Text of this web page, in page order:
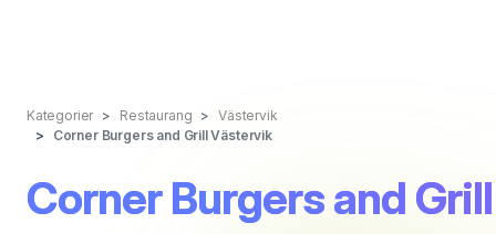
Kategorier Restaurang
Västervik
Corner Burgers and Grill Västervik
Corner Burgers and